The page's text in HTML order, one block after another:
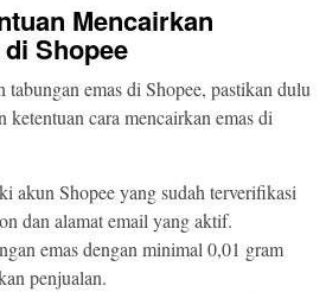
Mencairkan
Shopee
tabungan emas di Shopee, pastikan dulu
ketentuan cara mencairkan emas di
akun Shopee yang sudah terverifikasi
dan alamat email yang aktif.
emas dengan minimal 0,01 gram
penjualan.